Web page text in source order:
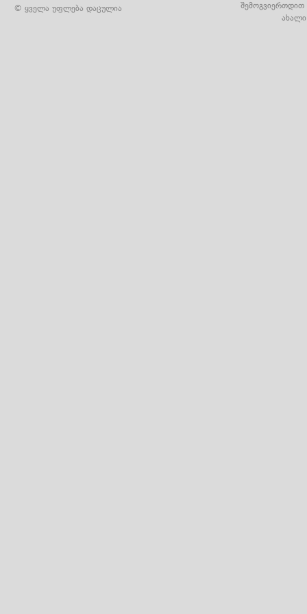
© ყველა უფლება დაცულია
შემოგვიერთდით
ახალი